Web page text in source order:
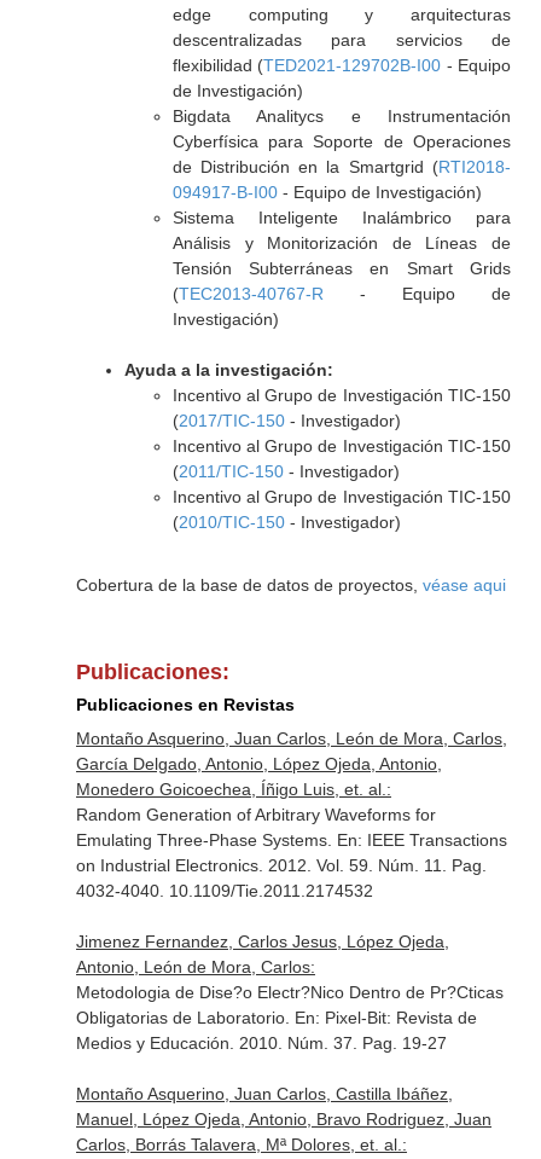
edge computing y arquitecturas
descentralizadas para servicios de
flexibilidad (TED2021-129702B-I00 - Equipo
de Investigación)
Bigdata Analitycs e Instrumentación
Cyberfísica para Soporte de Operaciones
de Distribución en la Smartgrid (RTI2018-
094917-B-I00- Equipo de Investigación)
Sistema Inteligente Inalámbrico para
Análisis y Monitorización de Líneas de
Tensión Subterráneas en Smart Grids
(TEC2013-40767-R - Equipo de
Investigación)
Ayuda a la investigación:
Incentivo al Grupo de Investigación TIC-150
(2017/TIC-150- Investigador)
Incentivo al Grupo de Investigación TIC-150
(2011/TIC-150- Investigador)
Incentivo al Grupo de Investigación TIC-150
(2010/TIC-150- Investigador)
Cobertura de la base de datos de proyectos, véase aqui
Publicaciones:
Publicaciones en Revistas
Montaño Asquerino, Juan Carlos, León de Mora, Carlos,
García Delgado, Antonio, López Ojeda, Antonio,
Monedero Goicoechea, Íñigo Luis, et. al.:
Random Generation of Arbitrary Waveforms for
Emulating Three-Phase Systems. En: IEEE Transactions
on Industrial Electronics. 2012. Vol. 59. Núm. 11. Pag.
4032-4040. 10.1109/Tie.2011.2174532
Jimenez Fernandez, Carlos Jesus, López Ojeda,
Antonio, León de Mora, Carlos:
Metodologia de Dise?o Electr?Nico Dentro de Pr?Cticas
Obligatorias de Laboratorio. En: Pixel-Bit: Revista de
Medios y Educación . 2010. Núm. 37. Pag. 19-27
Montaño Asquerino, Juan Carlos, Castilla Ibáñez,
Manuel, López Ojeda, Antonio, Bravo Rodriguez, Juan
Carlos, Borrás Talavera, Mª Dolores, et. al.: